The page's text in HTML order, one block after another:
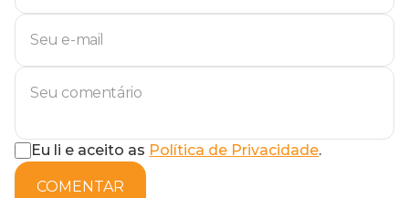
Eu li e aceito as Política de Privacidade.
COMENTAR